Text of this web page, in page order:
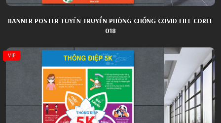
BANNER POSTER TUYÊN TRUYỀN PHÒNG CHỐNG COVID FILE COREL
018
VIP